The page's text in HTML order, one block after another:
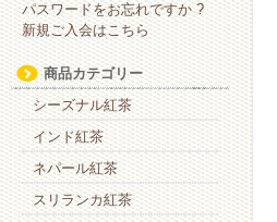
パスワードをお忘れですか ?
新規ご入会はこちら
商品カテゴリー
シーズナル紅茶
インド紅茶
ネパール紅茶
スリランカ紅茶